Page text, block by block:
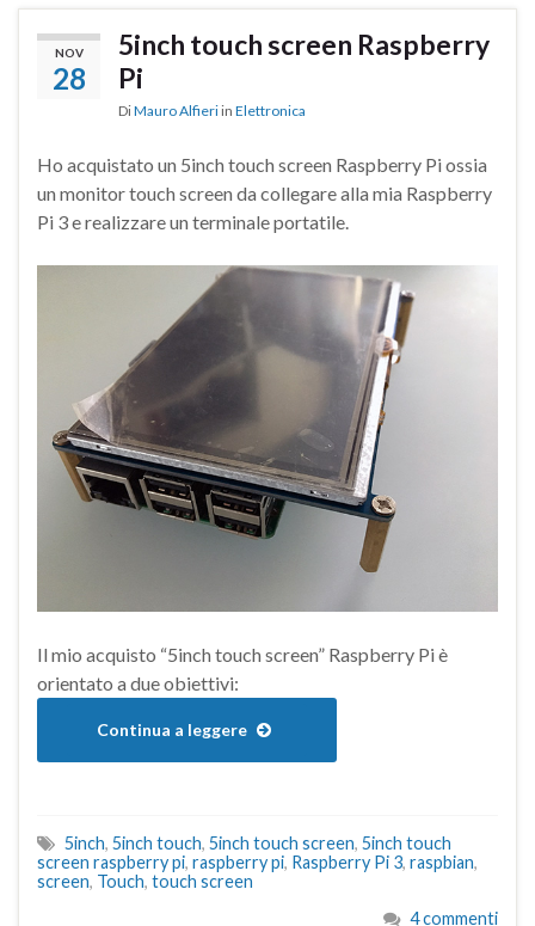
NOV
28
5inch touch screen Raspberry
Pi
DiMauro Alfieri in Elettronica
Ho acquistato un 5inch touch screen Raspberry Pi ossia
un monitor touch screen da collegare alla mia Raspberry
Pi 3 e realizzare un terminale portatile.
Il mio acquisto “5inch touch screen” Raspberry Pi è
orientato a due obiettivi:
Continua a leggere
5inch, 5inch touch, 5inch touch screen, 5inch touch
screen raspberry pi, raspberry pi, Raspberry Pi 3, raspbian,
screen, Touch, touch screen
4 commenti